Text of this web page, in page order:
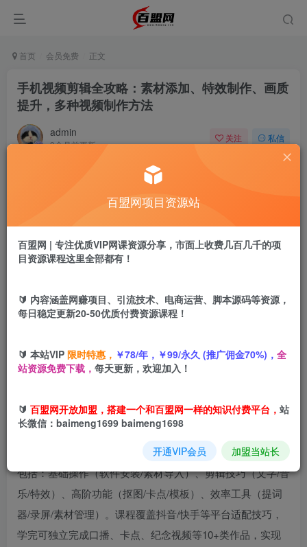
首页 会员免费 正文
手机视频剪辑全攻略：素材添加、特效制作、画质
提升，多种视频制作方法
admin
9个月前更新
关注 私信
盟币 9.9
立即购买
本课程为零基础短视频剪辑速成课，通过7天系统训练（24
节实操课+20个工具网站）掌握手机剪辑全流程。核心模块
包括：基础操作（软件安装/素材导入）、剪辑技巧（文字/音
乐/特效）、高阶功能（抠图/卡点/模板）、效率工具（提词
器/录屏/素材管理）。课程覆盖抖音/快手等平台适配技巧，
学完可独立完成口播、卡点、纪念视频等10+类作品，实现
百盟网项目资源站
百盟网 | 专注优质VIP网课资源分享，市面上收费几百几千的项
目资源课程这里全部都有！
🔰 内容涵盖网赚项目、引流技术、电商运营、脚本源码等资源，
每日稳定更新20-50优质付费资源课程！
🔰 本站VIP 限时特惠， ￥78/年，￥99/永久 (推广佣金70%)， 全
站资源免费下载， 每天更新，欢迎加入！
🔰 百盟网开放加盟，搭建一个和百盟网一样的知识付费平台， 站
长微信：baimeng1699 baimeng1698
开通VIP会员 加盟当站长